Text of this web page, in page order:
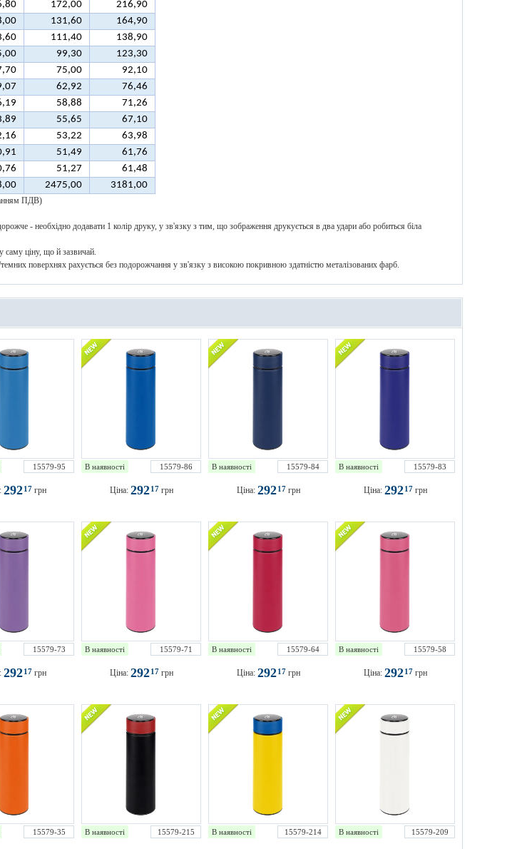
172,00
216,90
131,60
164,90
111,40
138,90
99,30
123,30
75,00
92,10
62,92
76,46
58,88
71,26
55,65
67,10
53,22
63,98
51,49
61,76
51,27
61,48
2475,00 3181,00
ПДВ)
- необхідно додавати 1 колір друку, у зв'язку з тим, що зображення друкується в два удари або робиться біла
ціну, що й зазвичай.
поверхнях рахується без подорожчання у зв'язку з високою покривною здатністю металізованих фарб.
15579-95
29217 грн
В наявності 15579-86
Ціна: 29217 грн
В наявності 15579-84
Ціна: 29217 грн
В наявності 15579-83
Ціна: 29217 грн
15579-73
29217 грн
В наявності 15579-71
Ціна: 29217 грн
В наявності 15579-64
Ціна: 29217 грн
В наявності 15579-58
Ціна: 29217 грн
15579-35 В наявності 15579-215 В наявності 15579-214 В наявності 15579-209